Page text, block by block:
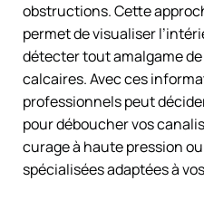
obstructions. Cette
permet de visualiser
détecter tout amalgame
calcaires. Avec ces
professionnels peut
pour déboucher vos
curage à haute pression
spécialisées adaptées à